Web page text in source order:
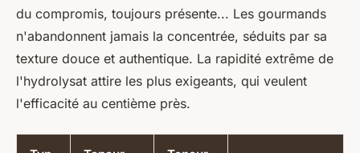
du compromis, toujours présente... Les gourmands
n'abandonnent jamais la concentrée, séduits par sa
texture douce et authentique. La rapidité extrême de
l'hydrolysat attire les plus exigeants, qui veulent
l'efficacité au centième près.